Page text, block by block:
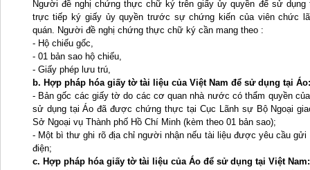
Người đề nghị chứng thực chữ ký trên giấy ủy quyền để sử dụng
trực tiếp ký giấy ủy quyền trước sự chứng kiến của viên chức
quán. Người đề nghị chứng thực chữ ký cần mang theo :
- Hộ chiếu gốc,
- 01 bản sao hộ chiếu,
- Giấy phép lưu trú,
b. Hợp pháp hóa giấy tờ tài liệu của Việt Nam để sử dụng tại Áo:
- Bản gốc các giấy tờ do các cơ quan nhà nước có thẩm quyền
sử dụng tại Áo đã được chứng thực tại Cục Lãnh sự Bộ Ngoại
Sở Ngoại vụ Thành phố Hồ Chí Minh (kèm theo 01 bản sao);
- Một bì thư ghi rõ địa chỉ người nhận nếu tài liệu được yêu cầu gửi
điện;
c. Hợp pháp hóa giấy tờ tài liệu của Áo để sử dụng tại Việt Nam: